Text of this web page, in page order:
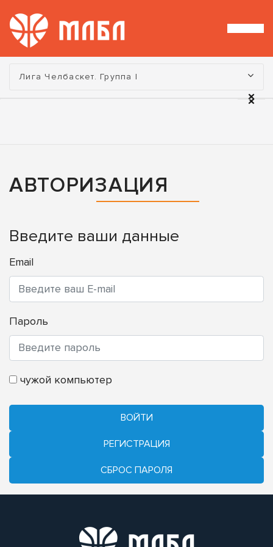
Турнир:
Лига Челбаскет. Группа I
АВТОРИЗАЦИЯ
Введите ваши данные
Email
Пароль
чужой компьютер
ВОЙТИ
РЕГИСТРАЦИЯ
CБРОС ПАРОЛЯ